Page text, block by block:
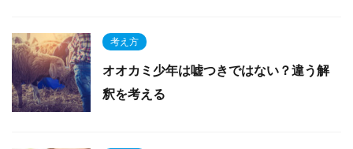
考え方
オオカミ少年は嘘つきではない？違う解
釈を考える